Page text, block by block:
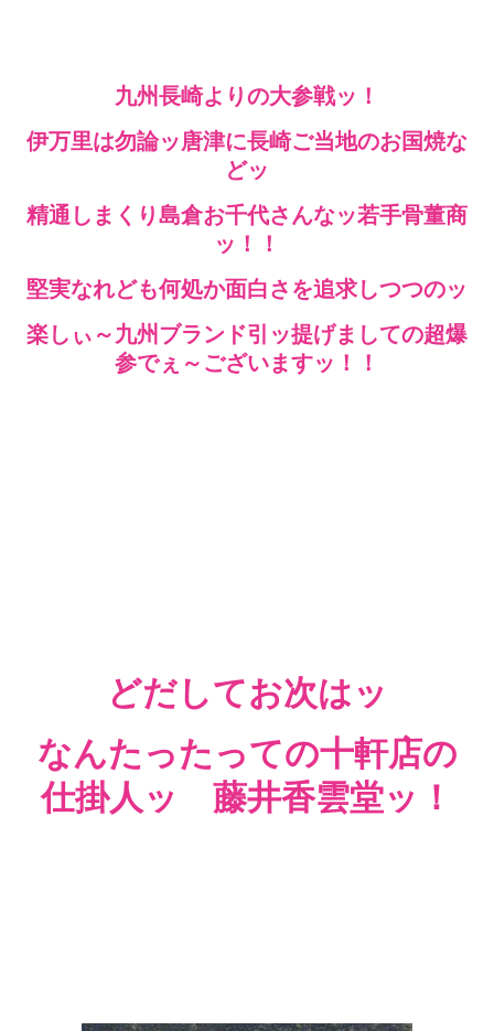
九州長崎よりの大参戦ッ！
伊万里は勿論ッ唐津に長崎ご当地のお国焼な
どッ
精通しまくり島倉お千代さんなッ若手骨董商
ッ！！
堅実なれども何処か面白さを追求しつつのッ
楽しぃ～九州ブランド引ッ提げましての超爆
参でぇ～ございますッ！！
どだしてお次はッ
なんたったっての十軒店の
仕掛人ッ 藤井香雲堂ッ！